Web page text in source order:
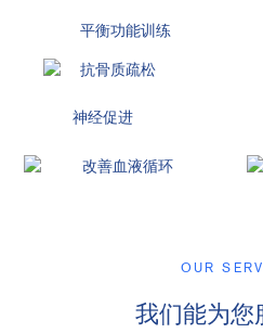
平衡功能训练
抗骨质疏松
神经促进
改善血液循环
OUR
我们能为您